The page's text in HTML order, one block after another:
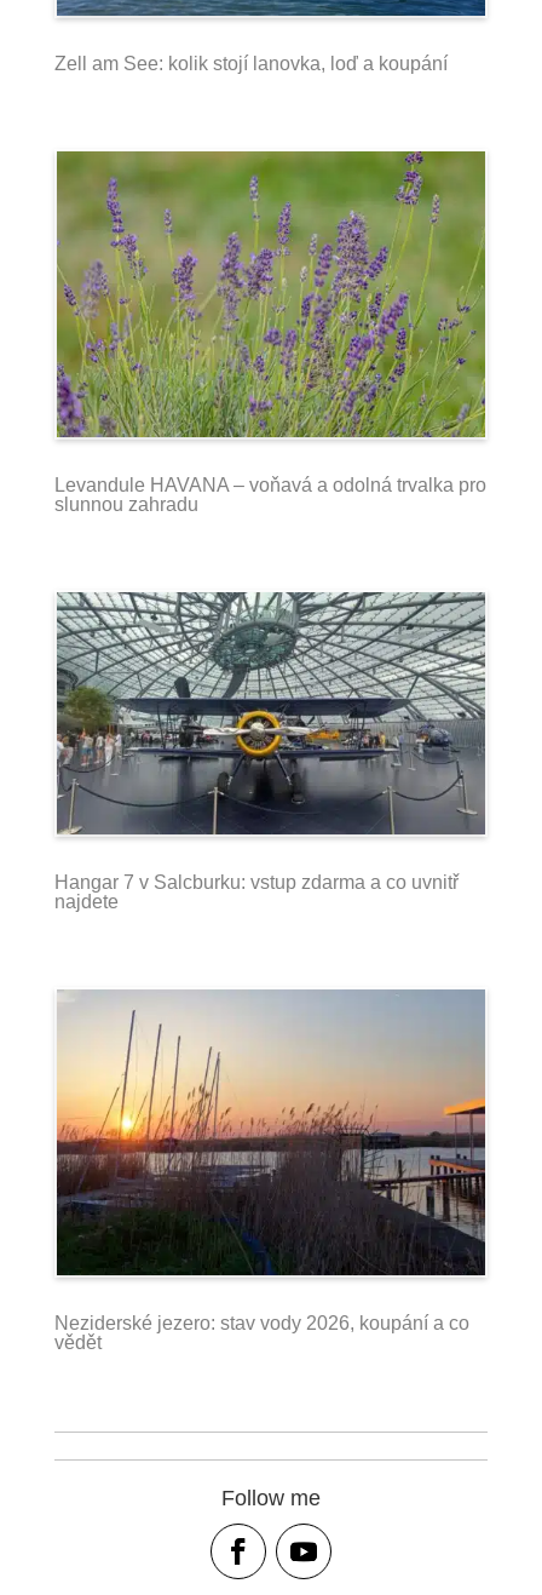
Zell am See: kolik stojí lanovka, loď a koupání
Levandule HAVANA – voňavá a odolná trvalka pro
slunnou zahradu
Hangar 7 v Salcburku: vstup zdarma a co uvnitř
najdete
Neziderské jezero: stav vody 2026, koupání a co
vědět
Follow me